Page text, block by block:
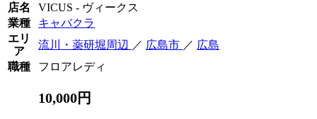
店名
VICUS - ヴィークス
業種
キャバクラ
エリ
ア
流川・薬研堀周辺 ／ 広島市 ／ 広島
職種
フロアレディ
10,000円